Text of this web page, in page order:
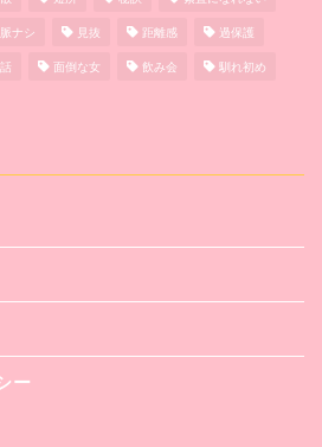
脈ナシ 見抜 距離感 過保護
面倒な女 飲み会 馴れ初め
ー